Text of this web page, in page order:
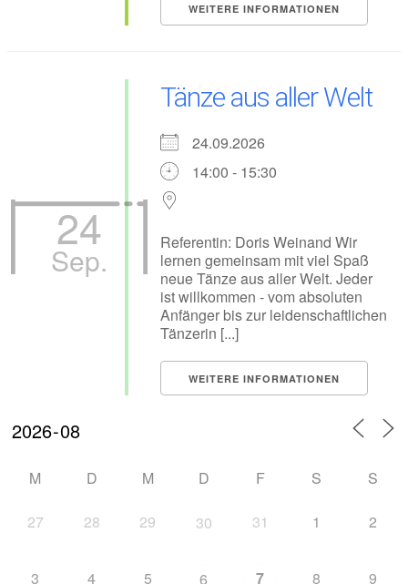
WEITERE INFORMATIONEN
24
Sep.
Tänze aus aller Welt
24.09.2026
14:00 - 15:30
Referentin: Doris Weinand Wir
lernen gemeinsam mit viel Spaß
neue Tänze aus aller Welt. Jeder
ist willkommen - vom absoluten
Anfänger bis zur leidenschaftlichen
Tänzerin [...]
WEITERE INFORMATIONEN
M D M D F S S
27 28 29 30 31 1 2
3 4 5 6 7 8 9